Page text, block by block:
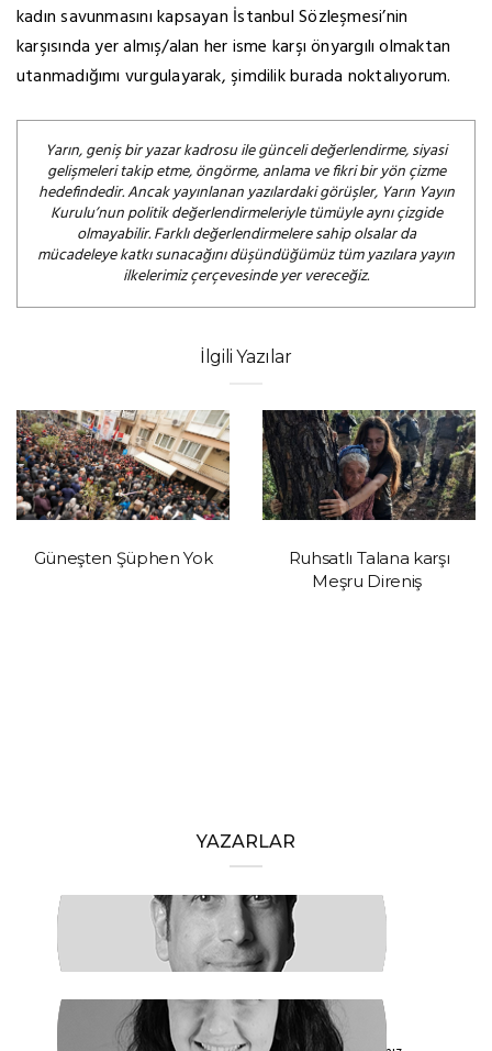
kadın savunmasını kapsayan İstanbul Sözleşmesi’nin
karşısında yer almış/alan her isme karşı önyargılı olmaktan
utanmadığımı vurgulayarak, şimdilik burada noktalıyorum.
Yarın, geniş bir yazar kadrosu ile günceli değerlendirme, siyasi
gelişmeleri takip etme, öngörme, anlama ve fikri bir yön çizme
hedefindedir. Ancak yayınlanan yazılardaki görüşler, Yarın Yayın
Kurulu’nun politik değerlendirmeleriyle tümüyle aynı çizgide
olmayabilir. Farklı değerlendirmelere sahip olsalar da
mücadeleye katkı sunacağını düşündüğümüz tüm yazılara yayın
ilkelerimiz çerçevesinde yer vereceğiz.
İlgili Yazılar
Güneşten Şüphen Yok
Ruhsatlı Talana karşı
Meşru Direniş
YAZARLAR
HAKAN ÖZTÜRK
Barışa Başlamalıyız
FİDAN ATASELİM